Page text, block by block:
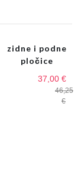
zidne i podne
pločice
37,00 €
46,25
€